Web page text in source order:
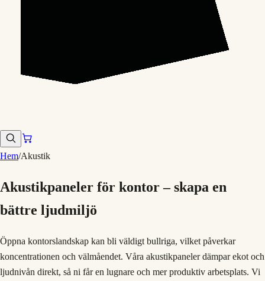
Hem/Akustik
Akustikpaneler för kontor – skapa en
bättre ljudmiljö
Öppna kontorslandskap kan bli väldigt bullriga, vilket påverkar
koncentrationen och välmåendet. Våra akustikpaneler dämpar ekot och
ljudnivån direkt, så ni får en lugnare och mer produktiv arbetsplats. Vi